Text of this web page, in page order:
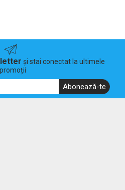
și stai conectat la ultimele
promoții
Abonează-te